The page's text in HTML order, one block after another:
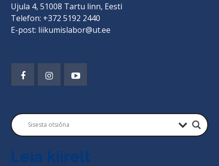
Ujula 4, 51008 Tartu linn, Eesti
Telefon: +372 5192 2440
E-post: liikumislabor@ut.ee
Leia kiirelt